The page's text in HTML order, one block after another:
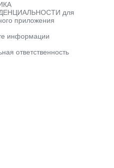
для
приложения
информации
ответственность